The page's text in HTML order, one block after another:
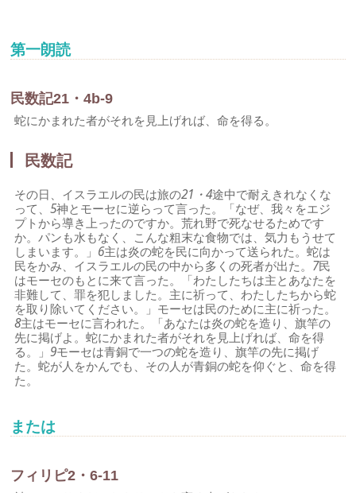
第一朗読
民数記21・4b-9
蛇にかまれた者がそれを見上げれば、命を得る。
民数記
その日、イスラエルの民は旅の21・4途中で耐えきれなくな
って、5神とモーセに逆らって言った。「なぜ、我々をエジ
プトから導き上ったのですか。荒れ野で死なせるためです
か。パンも水もなく、こんな粗末な食物では、気力もうせて
しまいます。」 6主は炎の蛇を民に向かって送られた。蛇は
民をかみ、イスラエルの民の中から多くの死者が出た。 7民
はモーセのもとに来て言った。「わたしたちは主とあなたを
非難して、罪を犯しました。主に祈って、わたしたちから蛇
を取り除いてください。」モーセは民のために主に祈った。
8主はモーセに言われた。「あなたは炎の蛇を造り、旗竿の
先に掲げよ。蛇にかまれた者がそれを見上げれば、命を得
る。」9モーセは青銅で一つの蛇を造り、旗竿の先に掲げ
た。蛇が人をかんでも、その人が青銅の蛇を仰ぐと、命を得
た。
または
フィリピ2・6-11